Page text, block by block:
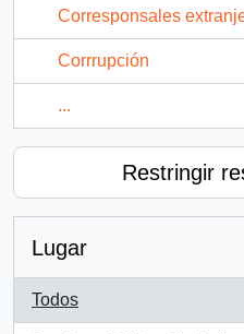
Corresponsales
Corrrupción
...
Restringir
Lugar
Todos